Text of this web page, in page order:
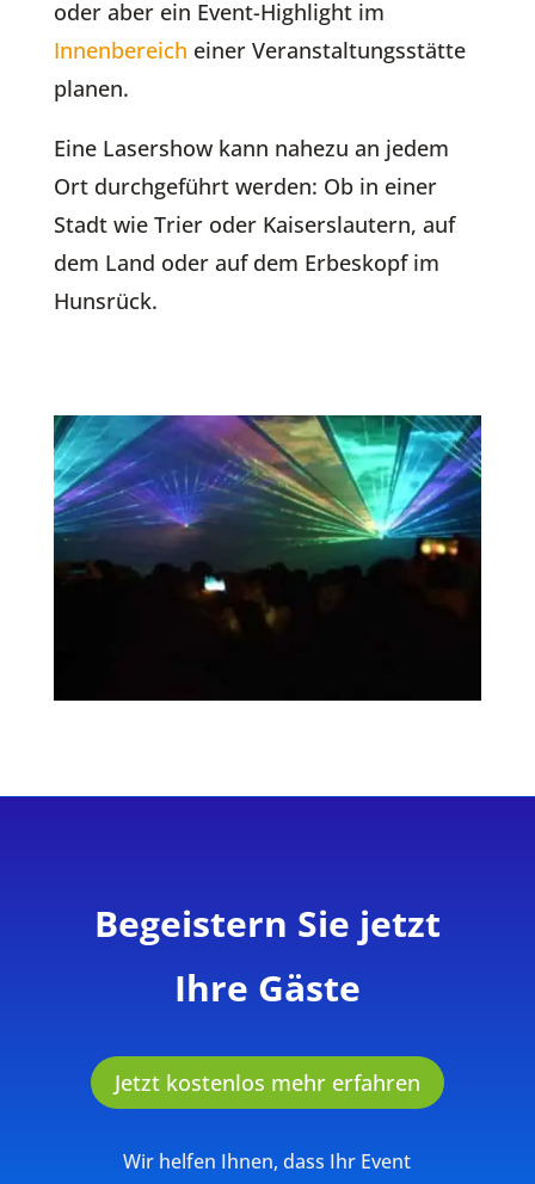
oder aber ein Event-Highlight im
Innenbereich einer Veranstaltungsstätte
planen.
Eine Lasershow kann nahezu an jedem
Ort durchgeführt werden: Ob in einer
Stadt wie Trier oder Kaiserslautern, auf
dem Land oder auf dem Erbeskopf im
Hunsrück.
Begeistern Sie jetzt
Ihre Gäste
Jetzt kostenlos mehr erfahren
Wir helfen Ihnen, dass Ihr Event